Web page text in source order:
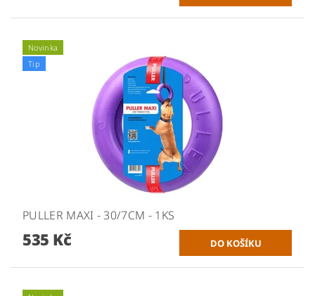
Novinka
Tip
PULLER MAXI - 30/7CM - 1KS
535 Kč